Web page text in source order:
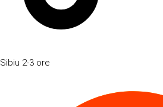
Sibiu 2-3 ore